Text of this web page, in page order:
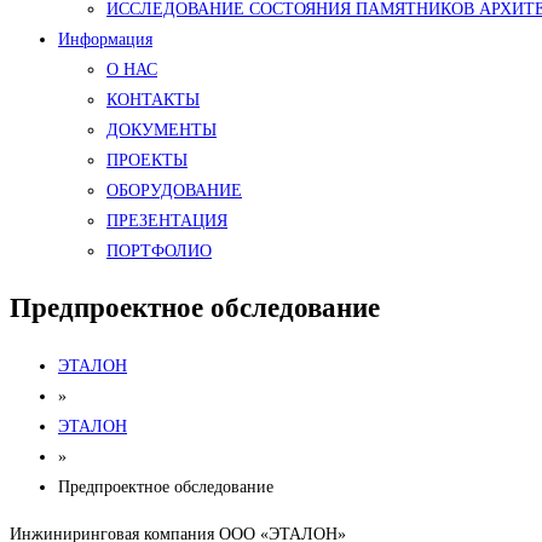
ИССЛЕДОВАНИЕ СОСТОЯНИЯ ПАМЯТНИКОВ
Информация
О НАС
КОНТАКТЫ
ДОКУМЕНТЫ
ПРОЕКТЫ
ОБОРУДОВАНИЕ
ПРЕЗЕНТАЦИЯ
ПОРТФОЛИО
Предпроектное обследование
ЭТАЛОН
»
ЭТАЛОН
»
Предпроектное обследование
Инжиниринговая компания ООО «ЭТАЛОН»